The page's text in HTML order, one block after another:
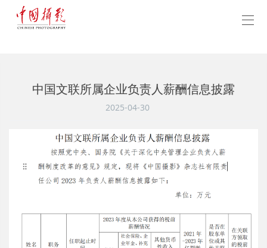
中国文联所属企业负责人薪酬信息披露
2025-04-30